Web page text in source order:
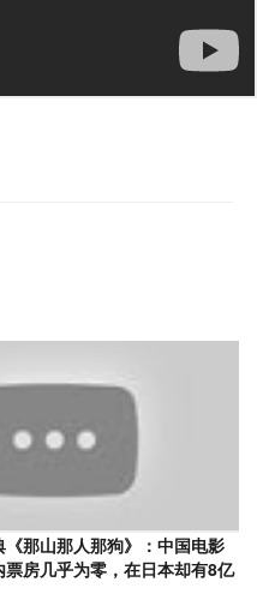
《那山那人那狗》：中国电影
房几乎为零，在日本却有8亿